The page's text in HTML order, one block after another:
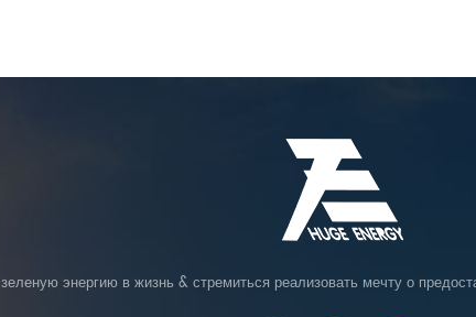
энергию в жизнь & стремиться реализовать мечту о